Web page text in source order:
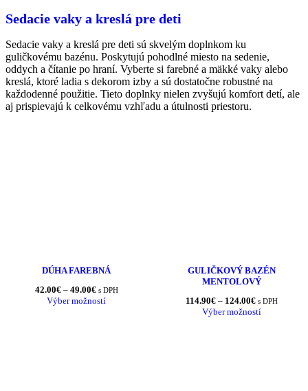
Sedacie vaky a kreslá pre deti
Sedacie vaky a kreslá pre deti sú skvelým doplnkom ku
guličkovému bazénu. Poskytujú pohodlné miesto na sedenie,
oddych a čítanie po hraní. Vyberte si farebné a mäkké vaky alebo
kreslá, ktoré ladia s dekorom izby a sú dostatočne robustné na
každodenné použitie. Tieto doplnky nielen zvyšujú komfort detí, ale
aj prispievajú k celkovému vzhľadu a útulnosti priestoru.
DÚHA FAREBNÁ
42.00€ – 49.00€Price
range:
s DPH
Výber možností
GULIČKOVÝ BAZÉN
MENTOLOVÝ
114.90€ – 124.00€Price
range:
s DPH
Výber možností